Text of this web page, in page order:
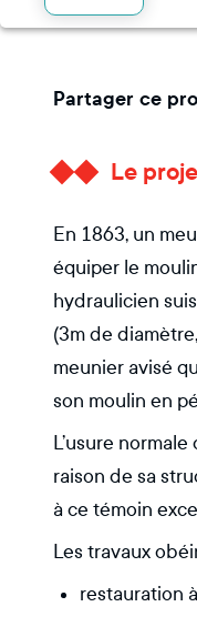
Partager ce
Le
En 1863, un
équiper le
hydraulicien
(3m de
meunier avisé
son moulin en
L’usure
raison de sa
à ce témoin
Les travaux
restauration